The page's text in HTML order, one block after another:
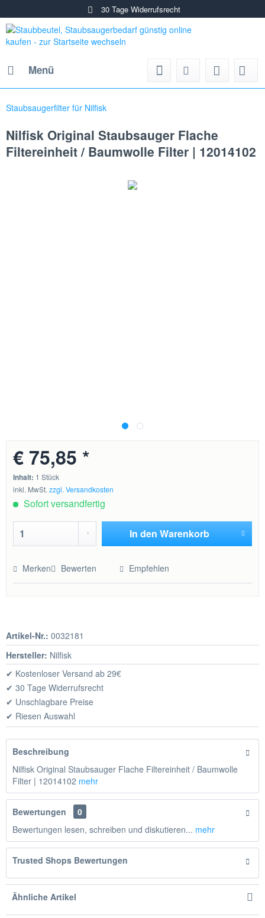
30 Tage Widerrufsrecht
Menü
Staubsaugerfilter für Nilfisk
Nilfisk Original Staubsauger Flache
Filtereinheit / Baumwolle Filter | 12014102
€ 75,85 *
Inhalt: 1 Stück
inkl. MwSt.zzgl. Versandkosten
Sofort versandfertig
In den Warenkorb
Merken Bewerten Empfehlen
Artikel-Nr.: 0032181
Hersteller: Nilfisk
✔ Kostenloser Versand ab 29€
✔ 30 Tage Widerrufsrecht
✔ Unschlagbare Preise
✔ Riesen Auswahl
Beschreibung
Nilfisk Original Staubsauger Flache Filtereinheit / Baumwolle
Filter | 12014102 mehr
Bewertungen
0
Bewertungen lesen, schreiben und diskutieren... mehr
Trusted Shops Bewertungen
Ähnliche Artikel